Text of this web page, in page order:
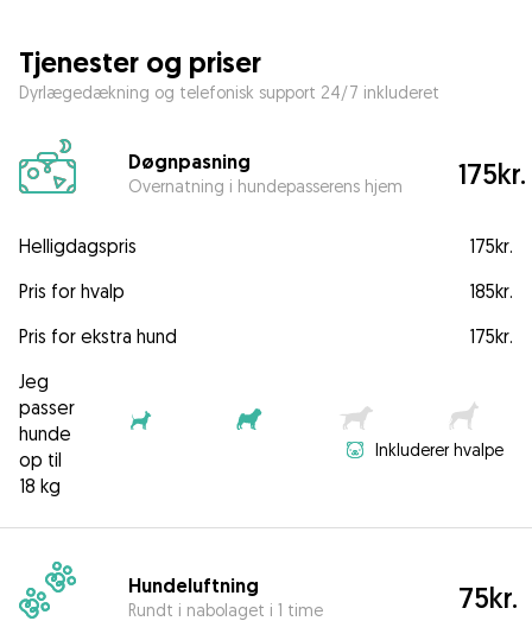
Tjenester og priser
Dyrlægedækning og telefonisk support 24/7 inkluderet
Døgnpasning
Overnatning i hundepasserens hjem 175kr.
Helligdagspris
175kr.
Pris for hvalp
185kr.
Pris for ekstra hund
175kr.
Jeg
passer
hunde
op til
18 kg
Inkluderer hvalpe
Hundeluftning
Rundt i nabolaget i 1 time 75kr.